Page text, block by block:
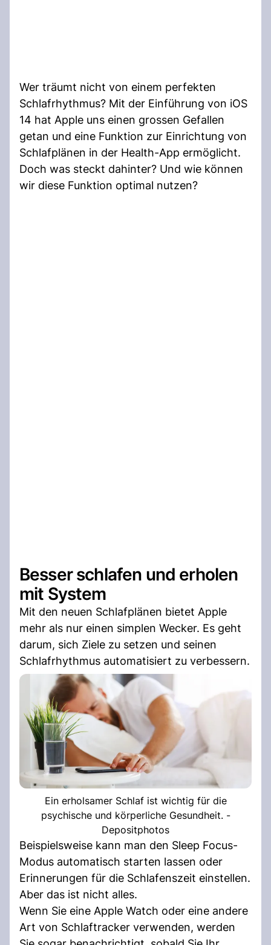
Wer träumt nicht von einem perfekten
Schlafrhythmus? Mit der Einführung von iOS
14 hat Apple uns einen grossen Gefallen
getan und eine Funktion zur Einrichtung von
Schlafplänen in der Health-App ermöglicht.
Doch was steckt dahinter? Und wie können
wir diese Funktion optimal nutzen?
Besser schlafen und erholen
mit System
Mit den neuen Schlafplänen bietet Apple
mehr als nur einen simplen Wecker. Es geht
darum, sich Ziele zu setzen und seinen
Schlafrhythmus automatisiert zu verbessern.
Ein erholsamer Schlaf ist wichtig für die
psychische und körperliche Gesundheit. -
Depositphotos
Beispielsweise kann man den Sleep Focus-
Modus automatisch starten lassen oder
Erinnerungen für die Schlafenszeit einstellen.
Aber das ist nicht alles.
Wenn Sie eine Apple Watch oder eine andere
Art von Schlaftracker verwenden, werden